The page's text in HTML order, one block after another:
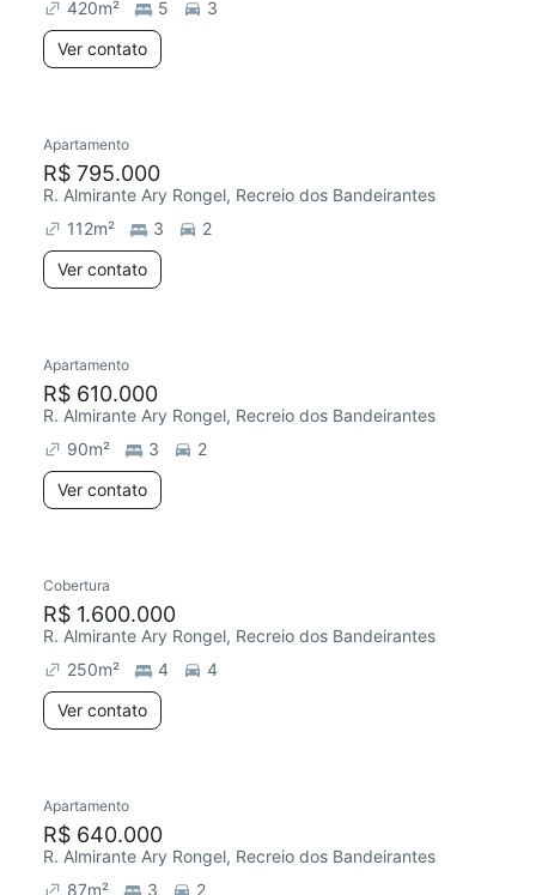
420m² 5
3
Ver contato
Apartamento
R$ 795.000
R. Almirante Ary Rongel, Recreio dos Bandeirantes
112m² 3
2
Ver contato
Apartamento
R$ 610.000
R. Almirante Ary Rongel, Recreio dos Bandeirantes
90m² 3
2
Ver contato
Cobertura
R$ 1.600.000
R. Almirante Ary Rongel, Recreio dos Bandeirantes
250m² 4
4
Ver contato
Apartamento
R$ 640.000
R. Almirante Ary Rongel, Recreio dos Bandeirantes
87m² 3 2